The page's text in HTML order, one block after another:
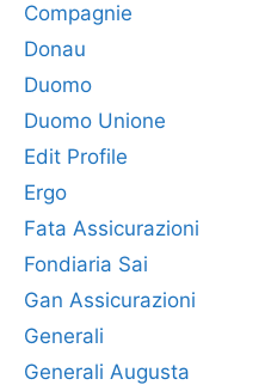
Compagnie
Donau
Duomo
Duomo Unione
Edit Profile
Ergo
Fata Assicurazioni
Fondiaria Sai
Gan Assicurazioni
Generali
Generali Augusta